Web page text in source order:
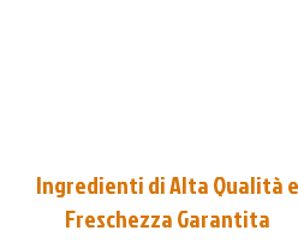
Ingredienti di Alta Qualità e
Freschezza Garantita